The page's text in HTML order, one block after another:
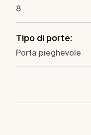
8
Tipo di porte:
Porta pieghevole